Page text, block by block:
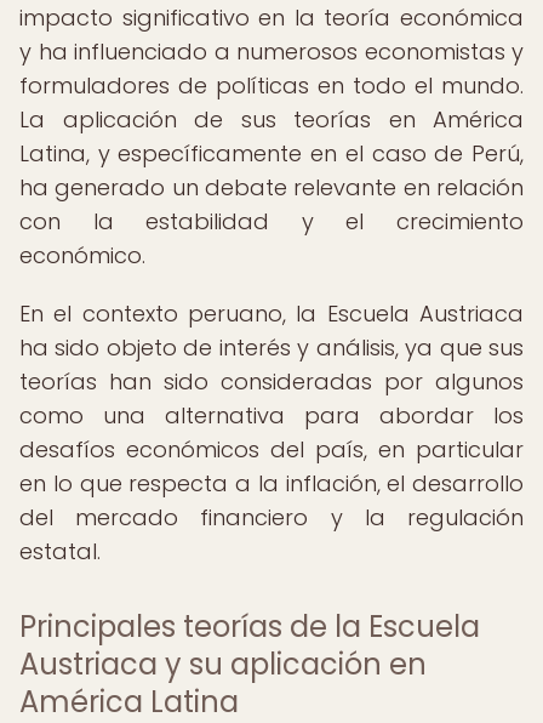
impacto significativo en la teoría económica
y ha influenciado a numerosos economistas y
formuladores de políticas en todo el mundo.
La aplicación de sus teorías en América
Latina, y específicamente en el caso de Perú,
ha generado un debate relevante en relación
con la estabilidad y el crecimiento
económico.
En el contexto peruano, la Escuela Austriaca
ha sido objeto de interés y análisis, ya que sus
teorías han sido consideradas por algunos
como una alternativa para abordar los
desafíos económicos del país, en particular
en lo que respecta a la inflación, el desarrollo
del mercado financiero y la regulación
estatal.
Principales teorías de la Escuela
Austriaca y su aplicación en
América Latina